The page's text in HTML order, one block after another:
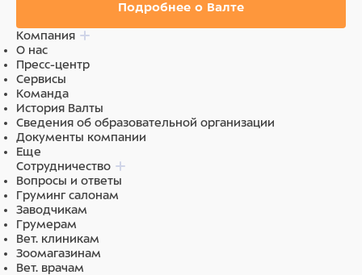
Подробнее о Валте
Компания
О нас
Пресс-центр
Сервисы
Команда
История Валты
Сведения об образовательной организации
Документы компании
Еще
Сотрудничество
Вопросы и ответы
Груминг салонам
Заводчикам
Грумерам
Вет. клиникам
Зоомагазинам
Вет. врачам